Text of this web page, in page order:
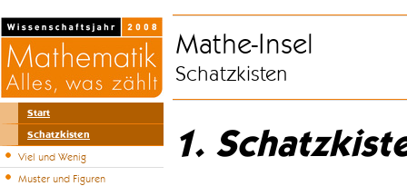
Start
Schatzkisten
Viel und Wenig
Muster und Figuren
Mathe-Insel
Schatzkisten
1.